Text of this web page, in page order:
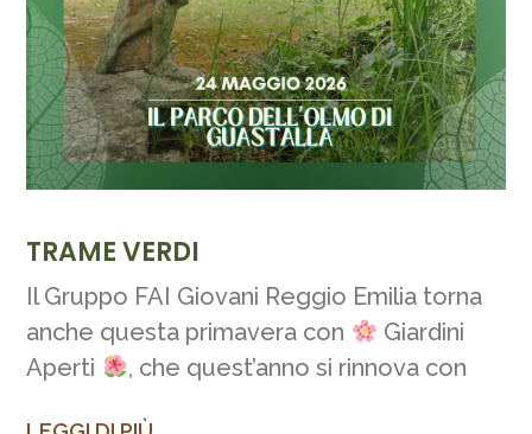
TRAME VERDI
Il Gruppo FAI Giovani Reggio Emilia torna
anche questa primavera con
Giardini
Aperti
, che quest’anno si rinnova con